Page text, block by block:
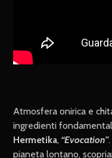
Atmosfera onirica e
ingredienti
Hermetika, “Evocation”
pianeta lontano,